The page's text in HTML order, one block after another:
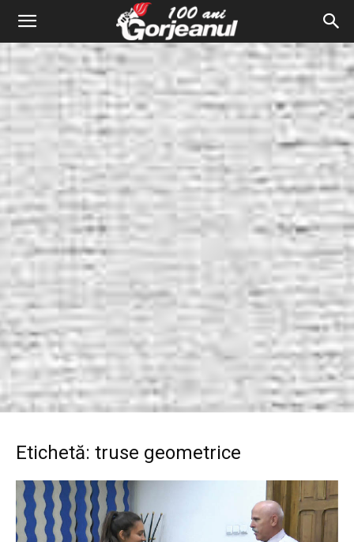
Etichetă: truse geometrice